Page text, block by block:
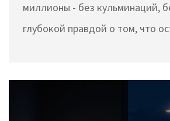
миллионы - без кульминаций,
глубокой правдой о том, что